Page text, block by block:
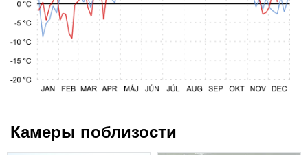
Камеры поблизости